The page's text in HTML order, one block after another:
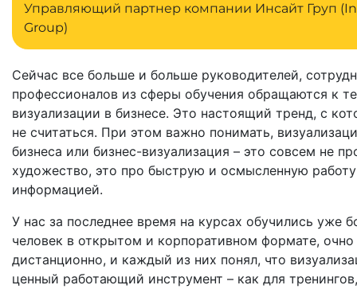
Управляющий партнер компании Инсайт Груп
Group)
Сейчас все больше и больше руководителей,
профессионалов из сферы обучения обращаются к
визуализации в бизнесе. Это настоящий тренд, с
не считаться. При этом важно понимать,
бизнеса или бизнес-визуализация – это совсем не
художество, это про быструю и осмысленную
информацией.
У нас за последнее время на курсах обучились уже
человек в открытом и корпоративном формате, очно
дистанционно, и каждый из них понял, что
ценный работающий инструмент – как для